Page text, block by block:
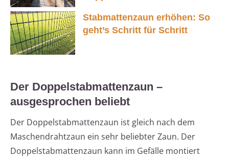
Stabmattenzaun erhöhen: So
geht’s Schritt für Schritt
Der Doppelstabmattenzaun –
ausgesprochen beliebt
Der Doppelstabmattenzaun ist gleich nach dem
Maschendrahtzaun ein sehr beliebter Zaun. Der
Doppelstabmattenzaun kann im Gefälle montiert